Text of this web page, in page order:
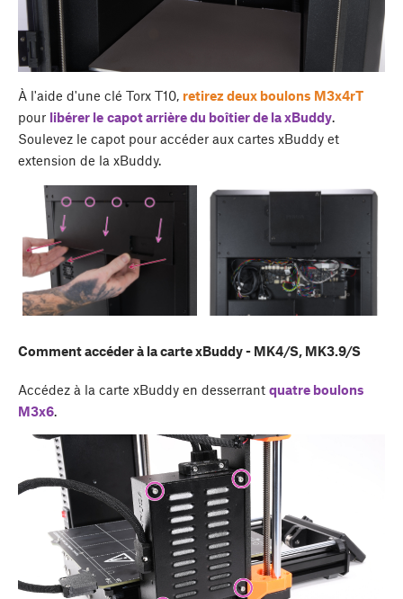
À l'aide d'une clé Torx T10, retirez deux boulons M3x4rT
pour libérer le capot arrière du boîtier de la xBuddy.
Soulevez le capot pour accéder aux cartes xBuddy et
extension de la xBuddy.
Comment accéder à la carte xBuddy - MK4/S, MK3.9/S
Accédez à la carte xBuddy en desserrant quatre boulons
M3x6.